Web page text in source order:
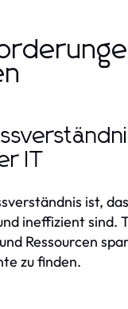
IT
ist,
ineffizient sind.
Ressourcen
zu finden.